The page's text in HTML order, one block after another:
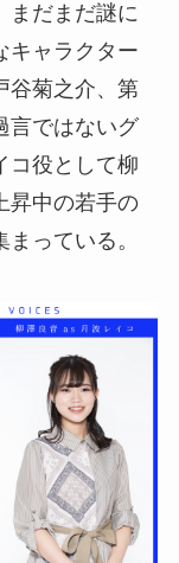
まだまだ謎に
キャラクター
谷菊之介、第
言ではないグ
コ役として柳
昇中の若手の
っている。